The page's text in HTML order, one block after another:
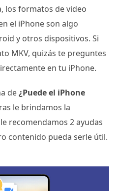
los formatos de video
el iPhone son algo
y otros dispositivos. Si
MKV, quizás te preguntes
en tu iPhone.
de¿Puede el iPhone
le brindamos la
recomendamos 2 ayudas
contenido pueda serle útil.